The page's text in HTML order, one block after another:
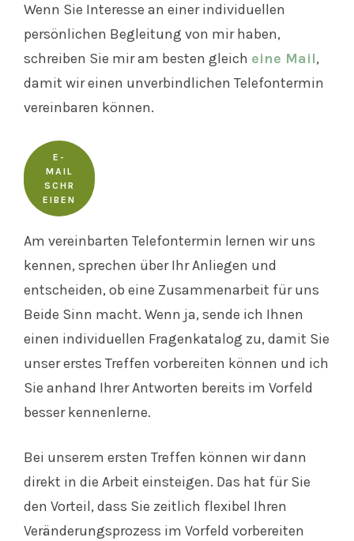
Wenn Sie Interesse an einer individuellen
persönlichen Begleitung von mir haben,
schreiben Sie mir am besten gleich eine Mail,
damit wir einen unverbindlichen Telefontermin
vereinbaren können.
E-
MAIL
SCHR
EIBEN
Am vereinbarten Telefontermin lernen wir uns
kennen, sprechen über Ihr Anliegen und
entscheiden, ob eine Zusammenarbeit für uns
Beide Sinn macht. Wenn ja, sende ich Ihnen
einen individuellen Fragenkatalog zu, damit Sie
unser erstes Treffen vorbereiten können und ich
Sie anhand Ihrer Antworten bereits im Vorfeld
besser kennenlerne.
Bei unserem ersten Treffen können wir dann
direkt in die Arbeit einsteigen. Das hat für Sie
den Vorteil, dass Sie zeitlich flexibel Ihren
Veränderungsprozess im Vorfeld vorbereiten